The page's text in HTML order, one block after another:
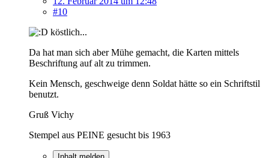
#10
köstlich...
Da hat man sich aber Mühe gemacht, die Karten mittels
Beschriftung auf alt zu trimmen.
Kein Mensch, geschweige denn Soldat hätte so ein Schriftstil
benutzt.
Gruß Vichy
Stempel aus PEINE gesucht bis 1963